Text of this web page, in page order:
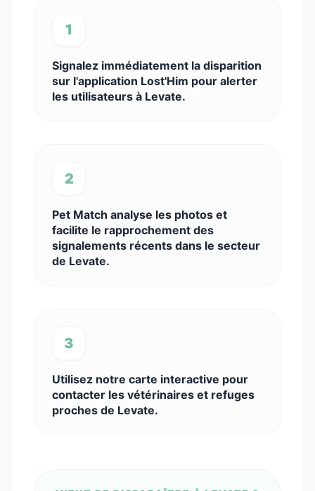
1
Signalez immédiatement la disparition
sur l'application Lost'Him pour alerter
les utilisateurs à Levate.
2
Pet Match analyse les photos et
facilite le rapprochement des
signalements récents dans le secteur
de Levate.
3
Utilisez notre carte interactive pour
contacter les vétérinaires et refuges
proches de Levate.